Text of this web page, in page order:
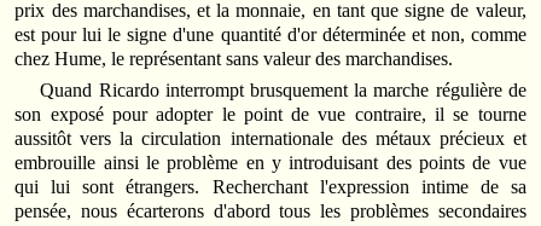
prix des marchandises, et la monnaie, en tant que signe de valeur,
est pour lui le signe d'une quantité d'or déterminée et non, comme
chez Hume, le représentant sans valeur des marchandises.
Quand Ricardo interrompt brusquement la marche régulière de
son exposé pour adopter le point de vue contraire, il se tourne
aussitôt vers la circulation internationale des métaux précieux et
embrouille ainsi le problème en y introduisant des points de vue
qui lui sont étrangers. Recherchant l'expression intime de sa
pensée, nous écarterons d'abord tous les problèmes secondaires